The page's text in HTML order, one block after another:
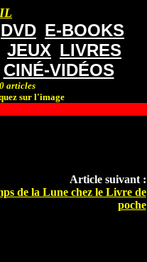
DVD E-BOOKS
JEUX LIVRES
CINÉ-VIDÉOS
articles
sur l'image
Article suivant :
de la Lune chez le Livre de
poche